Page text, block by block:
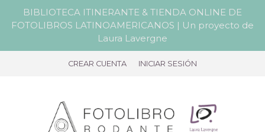
BIBLIOTECA ITINERANTE & TIENDA ONLINE DE
FOTOLIBROS LATINOAMERICANOS | Un proyecto de
Laura Lavergne
CREAR CUENTA INICIAR SESIÓN